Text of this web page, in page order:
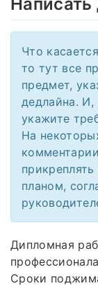
Что
то тут все
предмет,
дедлайна. И,
укажите
На
планом,
Дипломная
Сроки